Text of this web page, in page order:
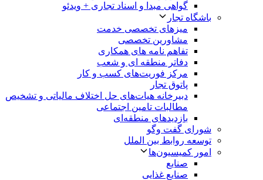
گواهی مبدا و اسناد تجاری + ویدئو
باشگاه تجار
میزهای تخصصی خدمت
مشاورین تخصصی
تفاهم نامه های همکاری
دفاتر منطقه ای و شعب
مرکز فوریت‌های کسب و کار
پاتوق تجار
دبیرخانه هیات‌های حل اختلاف مالیاتی و تشخیص
مطالبات تامین اجتماعی
بازدیدهای منطقه‌ای
شورای گفت وگو
توسعه روابط بین الملل
امور کمیسیون‌ها
صنایع
صنایع غذایی